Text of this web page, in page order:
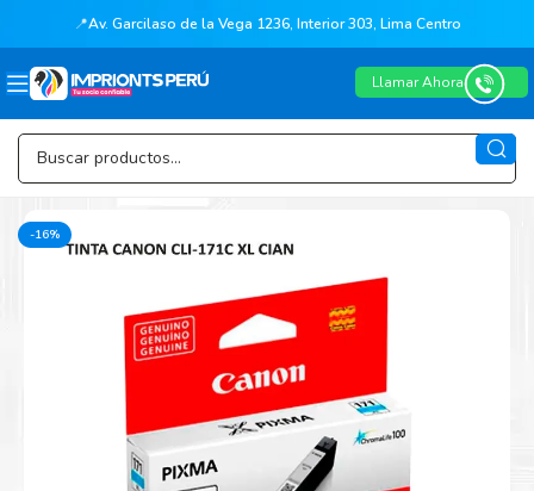
📍Av. Garcilaso de la Vega 1236, Interior 303, Lima Centro
Llamar Ahora
-16%